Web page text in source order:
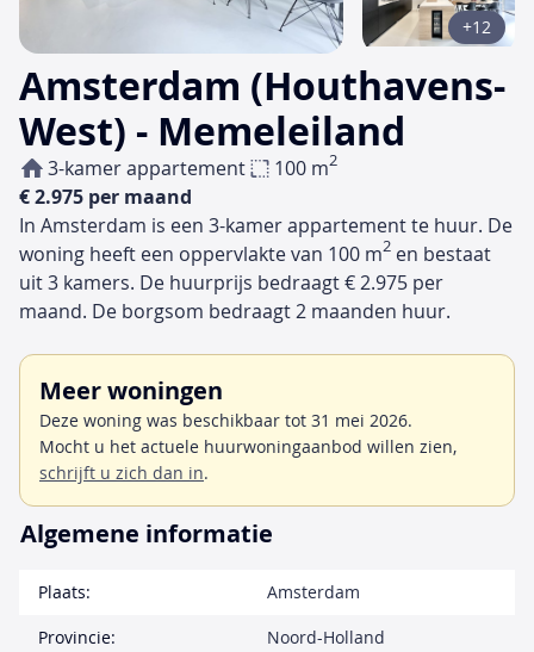
Amsterdam (Houthavens-
West) - Memeleiland
3-kamer appartement 100 m2
€ 2.975 per maand
+12
In Amsterdam is een 3-kamer appartement te huur. De
woning heeft een oppervlakte van 100 m2 en bestaat
uit 3 kamers. De huurprijs bedraagt € 2.975 per
maand. De borgsom bedraagt 2 maanden huur.
Meer woningen
Deze woning was beschikbaar tot 31 mei 2026.
Mocht u het actuele huurwoningaanbod willen zien,
schrijft u zich dan in.
Algemene informatie
Plaats:
Amsterdam
Provincie:
Noord-Holland